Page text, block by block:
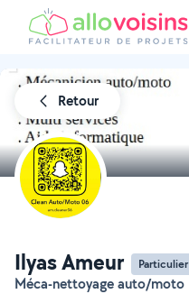
Retour
Ilyas Ameur Particulier
Méca-nettoyage auto/moto